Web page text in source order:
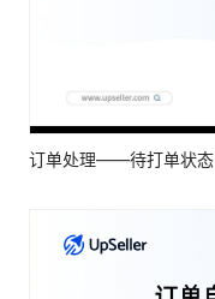
订单处理——待打单状态